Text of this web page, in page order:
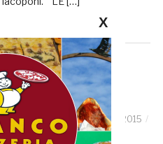
a fatica con la
categoria
16 Marzo 2015
X